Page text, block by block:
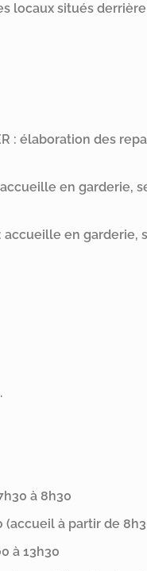
locaux situés
: élaboration des
accueille en garderie,
accueille en garderie,
à 8h30
(accueil à partir de
à 13h30